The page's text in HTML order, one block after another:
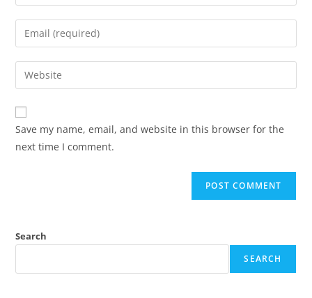
Save my name, email, and website in this browser for the
next time I comment.
Search
SEARCH